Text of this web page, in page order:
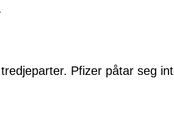
Pfizer påtar seg